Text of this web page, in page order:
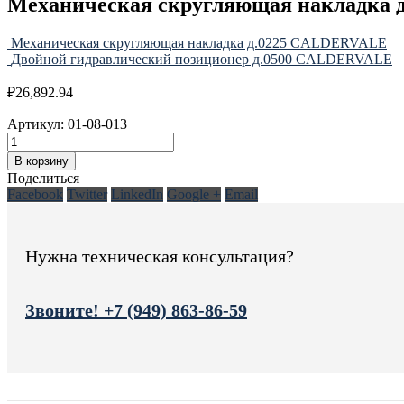
Механическая скругляющая накладка
Механическая скругляющая накладка д.0225 CALDERVALE
Двойной гидравлический позиционер д.0500 CALDERVALE
₽26,892.94
Артикул: 01-08-013
В корзину
Поделиться
Facebook Twitter LinkedIn Google + Email
Нужна техническая консультация?
Звоните! +7 (949) 863-86-59